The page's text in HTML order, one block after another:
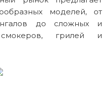
моделей, от
до сложных и
смокеров, грилей и